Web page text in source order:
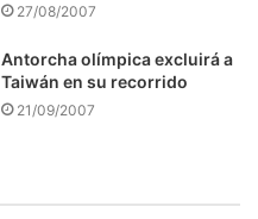
27/08/2007
Antorcha olímpica excluirá a
Taiwán en su recorrido
21/09/2007